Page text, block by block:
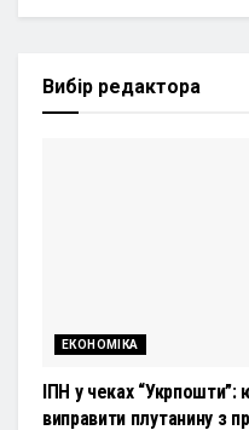
Вибір редактора
ЕКОНОМІКА
ІПН у чеках “Укрпошти”:
виправити плутанину з